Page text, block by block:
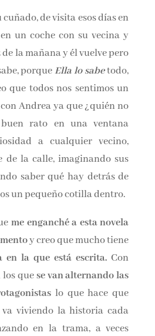
cuñado, de visita esos días
en un coche con su vecina
2 de la mañana y él vuelve
lo sabe, porqueElla lo
Creo que todos nos
con Andrea ya
tirado un buen rato en una
curiosidad a cualquier
a la gente de la calle,
o intentando saber
me enganché a esta novela
y creo que mucho
en la que está escrita.
en los quese van
de varios protagonistaslo